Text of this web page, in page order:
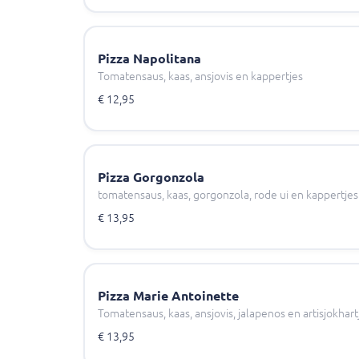
Pizza Napolitana
Tomatensaus, kaas, ansjovis en kappertjes
€ 12,95
Pizza Gorgonzola
tomatensaus, kaas, gorgonzola, rode ui en kappertjes
€ 13,95
Pizza Marie Antoinette
Tomatensaus, kaas, ansjovis, jalapenos en
€ 13,95